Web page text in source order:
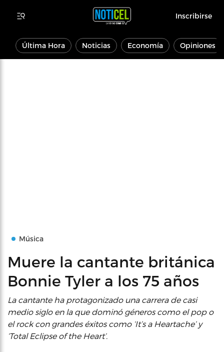
Inscribirse
Última Hora Noticias Economía Opiniones
Música
Muere la cantante británica
Bonnie Tyler a los 75 años
La cantante ha protagonizado una carrera de casi
medio siglo en la que dominó géneros como el pop o
el rock con grandes éxitos como ‘It’s a Heartache’ y
‘Total Eclipse of the Heart’.